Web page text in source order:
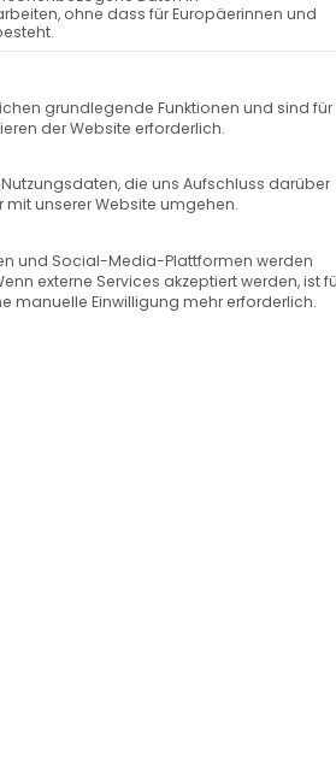
ohne dass für Europäerinnen und
Gruppen, für die eine
grundlegende Funktionen und sind
der Website erforderlich.
die uns Aufschluss darüber
mit unserer Website umgehen.
und Social-Media-Plattformen werden
externe Services akzeptiert werden, ist
manuelle Einwilligung mehr erforderlich.